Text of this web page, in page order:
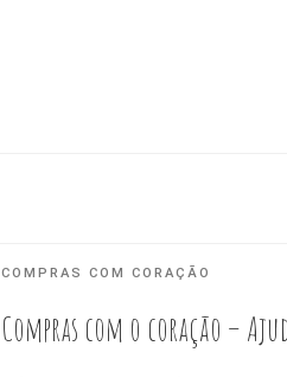
COMPRAS COM CORAÇÃO
Compras com o coração –